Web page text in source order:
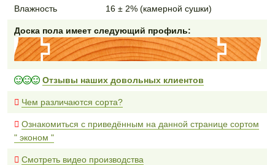
Влажность 16 ± 2% (камерной сушки)
Доска пола имеет следующий профиль:
Отзывы наших довольных клиентов
Чем различаются сорта?
Ознакомиться с приведённым на данной странице сортом
" эконом "
Смотреть видео производства